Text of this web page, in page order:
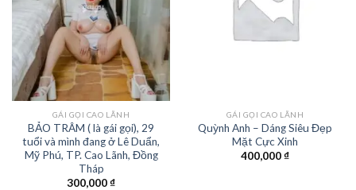
GÁI GỌI CAO LÃNH
BẢO TRÂM ( là gái gọi), 29
tuổi và mình đang ở Lê Duẩn,
Mỹ Phú, TP. Cao Lãnh, Đồng
Tháp
300,000₫
GÁI GỌI CAO LÃNH
Quỳnh Anh – Dáng Siêu Đẹp
Mặt Cực Xinh
400,000₫